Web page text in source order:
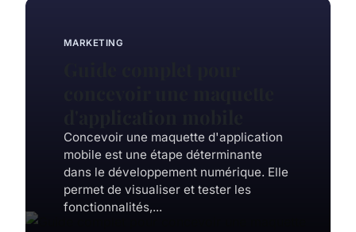
MARKETING
Concevoir une maquette d'application
mobile est une étape déterminante
dans le développement numérique. Elle
permet de visualiser et tester les
fonctionnalités,...